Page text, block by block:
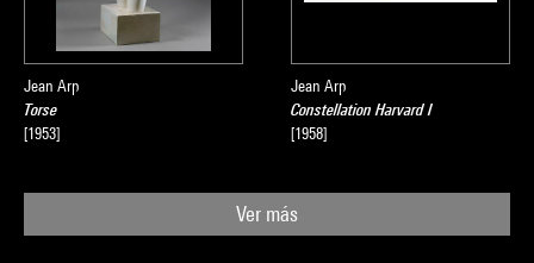
Jean Arp
Torse
[1953]
Jean Arp
Constellation Harvard I
[1958]
Ver más